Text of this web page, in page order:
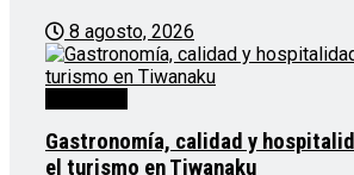
8 agosto, 2026
Gastronomía, calidad y
el turismo en Tiwanaku